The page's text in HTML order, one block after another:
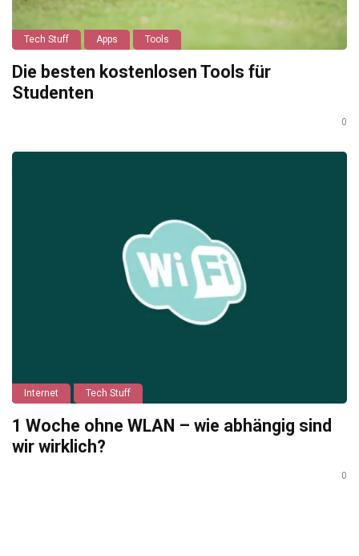
Tech Stuff Apps Tools
Die besten kostenlosen Tools für
Studenten
0
Internet Tech Stuff
1 Woche ohne WLAN – wie abhängig sind
wir wirklich?
0